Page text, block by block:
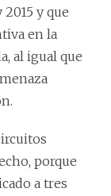
y que
en la
al igual que
porque
a tres